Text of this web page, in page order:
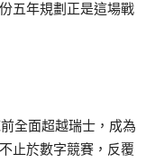
五年規劃正是這場戰
全面超越瑞士，成為
止於數字競賽，反覆